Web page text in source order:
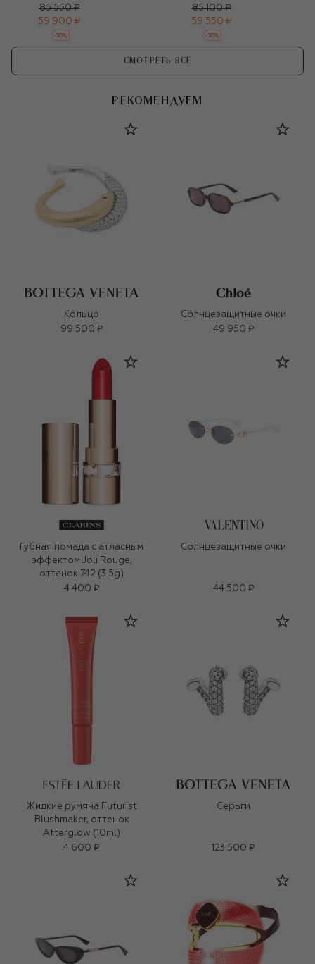
85 550 ₽
59 900 ₽
-30%
85 100 ₽
59 550 ₽
-30%
СМОТРЕТЬ ВСЕ
РЕКОМЕНДУЕМ
Кольцо
99 500 ₽
Солнцезащитные очки
49 950 ₽
Губная помада с атласным
эффектом Joli Rouge,
оттенок 742 (3.5g)
4 400 ₽
Солнцезащитные очки
44 500 ₽
Жидкие румяна Futurist
Blushmaker, оттенок
Afterglow (10ml)
4 600 ₽
Серьги
123 500 ₽